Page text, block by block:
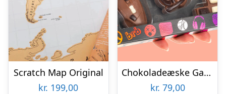
Scratch Map Original
kr. 199,00
Chokoladeæske Gaming
kr. 79,00